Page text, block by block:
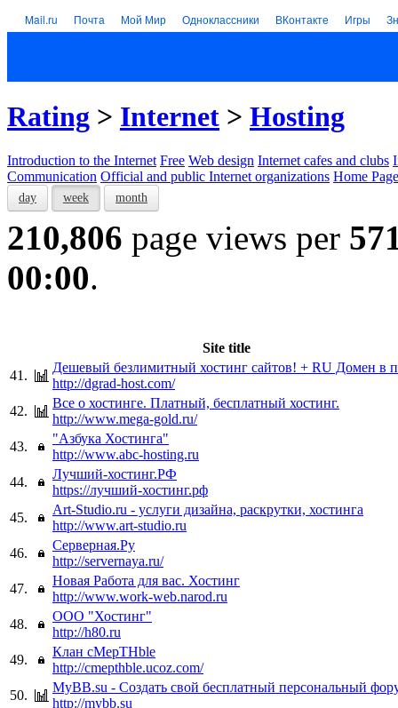
Mail.ru Почта Мой Мир Одноклассники ВКонтакте Игры
Rating > Internet > Hosting
Introduction to the Internet Free Web design Internet cafes and clubs
Communication Official and public Internet organizations Home
day week month
210,806 page views per
00:00.
Site title
41.
Дешевый безлимитный хостинг сайтов! + RU Домен в
http://dgrad-host.com/
42.
Все о хостинге. Платный, бесплатный хостинг.
http://www.mega-gold.ru/
43.
"Азбука Хостинга"
http://www.abc-hosting.ru
44.
Лучший-хостинг.РФ
https://лучший-хостинг.рф
45.
Art-Studio.ru - услуги дизайна, раскрутки, хостинга
http://www.art-studio.ru
46.
Серверная.Ру
http://servernaya.ru/
47.
Новая Работа для вас. Хостинг
http://www.work-web.narod.ru
48.
ООО "Хостинг"
http://h80.ru
49.
Клан cMepTHble
http://cmepthble.ucoz.com/
50.
MyBB.su - Создать свой бесплатный персональный
http://mybb.su